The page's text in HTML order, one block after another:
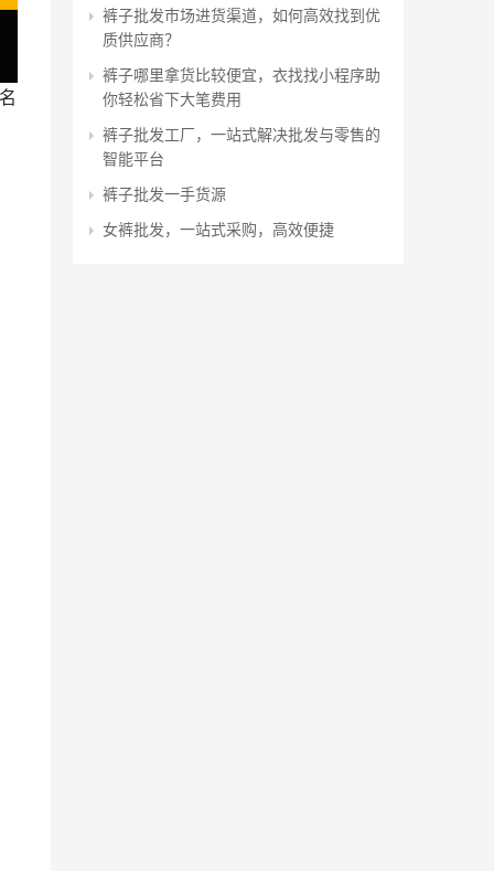
裤子批发市场进货渠道，如何高效找到优
质供应商？
裤子哪里拿货比较便宜，衣找找小程序助
你轻松省下大笔费用
裤子批发工厂，一站式解决批发与零售的
智能平台
裤子批发一手货源
女裤批发，一站式采购，高效便捷